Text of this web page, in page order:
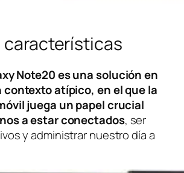
características
Note20 es una solución en
contexto atípico, en el que la
juega un papel crucial
a estar conectados, ser
y administrar nuestro día a